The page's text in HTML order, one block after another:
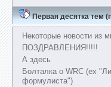
Первая десятка тем
Некоторые новости из
ПОЗДРАВЛЕНИЯ!!!!!
А здесь
Болталка о WRC (ex
формулиста")